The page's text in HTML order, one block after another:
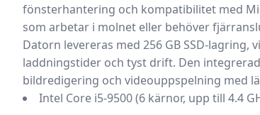
fönsterhantering och kompatibilitet med
som arbetar i molnet eller behöver
Datorn levereras med 256 GB SSD-lagring,
laddningstider och tyst drift. Den
bildredigering och videouppspelning med
Intel Core i5-9500 (6 kärnor, upp till 4.4